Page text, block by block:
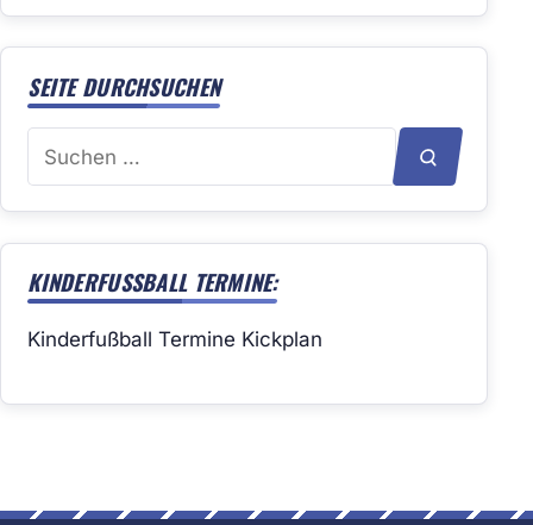
SEITE DURCHSUCHEN
SUCHEN
KINDERFUSSBALL TERMINE:
Kinderfußball Termine Kickplan